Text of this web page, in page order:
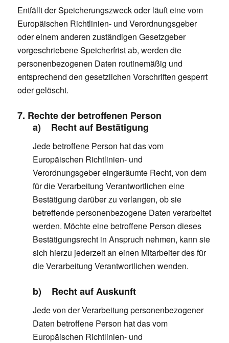
Entfällt der Speicherungszweck oder läuft eine vom
Europäischen Richtlinien- und Verordnungsgeber
oder einem anderen zuständigen Gesetzgeber
vorgeschriebene Speicherfrist ab, werden die
personenbezogenen Daten routinemäßig und
entsprechend den gesetzlichen Vorschriften gesperrt
oder gelöscht.
7. Rechte der betroffenen Person
a) Recht auf Bestätigung
Jede betroffene Person hat das vom
Europäischen Richtlinien- und
Verordnungsgeber eingeräumte Recht, von dem
für die Verarbeitung Verantwortlichen eine
Bestätigung darüber zu verlangen, ob sie
betreffende personenbezogene Daten verarbeitet
werden. Möchte eine betroffene Person dieses
Bestätigungsrecht in Anspruch nehmen, kann sie
sich hierzu jederzeit an einen Mitarbeiter des für
die Verarbeitung Verantwortlichen wenden.
b) Recht auf Auskunft
Jede von der Verarbeitung personenbezogener
Daten betroffene Person hat das vom
Europäischen Richtlinien- und